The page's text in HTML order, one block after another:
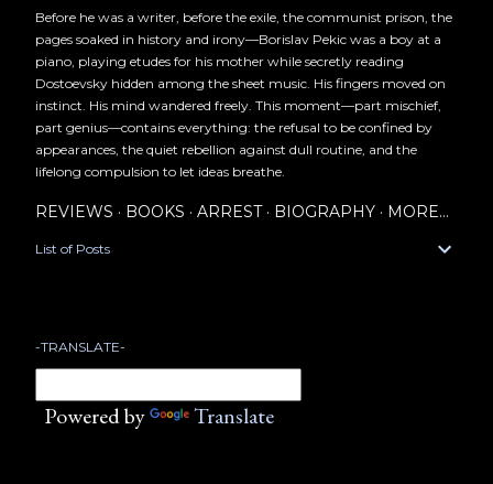
Before he was a writer, before the exile, the communist prison, the
pages soaked in history and irony—Borislav Pekic was a boy at a
piano, playing etudes for his mother while secretly reading
Dostoevsky hidden among the sheet music. His fingers moved on
instinct. His mind wandered freely. This moment—part mischief,
part genius—contains everything: the refusal to be confined by
appearances, the quiet rebellion against dull routine, and the
lifelong compulsion to let ideas breathe.
REVIEWS BOOKS ARREST BIOGRAPHY MORE…
List of Posts
-TRANSLATE-
Powered by Translate